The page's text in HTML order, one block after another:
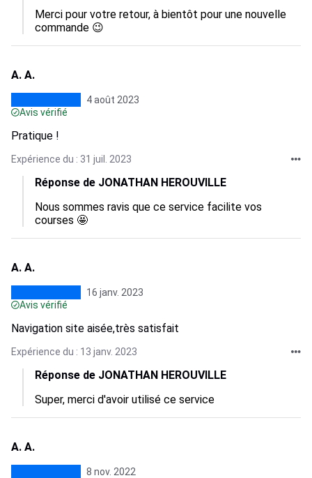
Merci pour votre retour, à bientôt pour une nouvelle
commande 😉
A. A.
4 août 2023
Avis vérifié
Pratique !
Expérience du : 31 juil. 2023
Réponse de JONATHAN HEROUVILLE
Nous sommes ravis que ce service facilite vos
courses 🤩
A. A.
16 janv. 2023
Avis vérifié
Navigation site aisée,très satisfait
Expérience du : 13 janv. 2023
Réponse de JONATHAN HEROUVILLE
Super, merci d'avoir utilisé ce service
A. A.
8 nov. 2022